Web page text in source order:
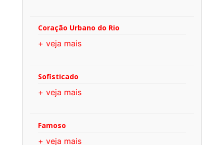
Coração Urbano do Rio
+ veja mais
Sofisticado
+ veja mais
Famoso
+ veja mais